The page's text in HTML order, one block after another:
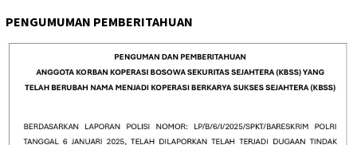
PENGUMUMAN PEMBERITAHUAN